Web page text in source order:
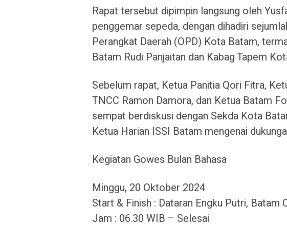
Rapat tersebut dipimpin langsung oleh
penggemar sepeda, dengan dihadiri
Perangkat Daerah (OPD) Kota Batam,
Batam Rudi Panjaitan dan Kabag Tapem
Sebelum rapat, Ketua Panitia Qori Fitra,
TNCC Ramon Damora, dan Ketua Batam
sempat berdiskusi dengan Sekda Kota
Ketua Harian ISSI Batam mengenai
Kegiatan Gowes Bulan Bahasa
Minggu, 20 Oktober 2024
Start & Finish : Dataran Engku Putri, Batam
Jam : 06.30 WIB – Selesai